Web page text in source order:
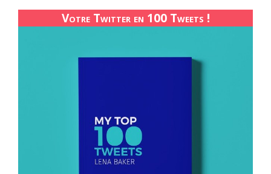
Votre Twitter en 100 Tweets !